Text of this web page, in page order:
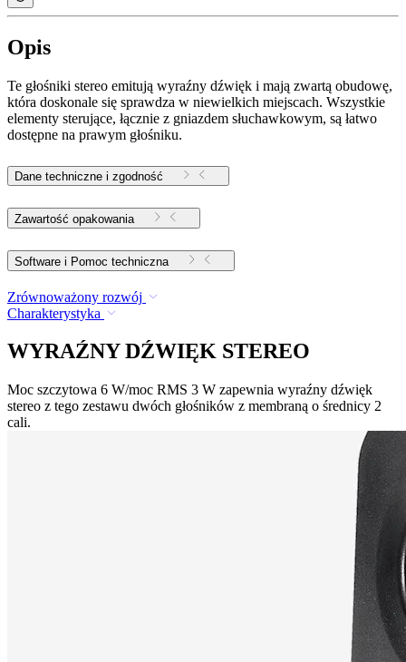
Opis
Te głośniki stereo emitują wyraźny dźwięk i mają zwartą obudowę,
która doskonale się sprawdza w niewielkich miejscach. Wszystkie
elementy sterujące, łącznie z gniazdem słuchawkowym, są łatwo
dostępne na prawym głośniku.
Dane techniczne i zgodność
Zawartość opakowania
Software i Pomoc techniczna
Zrównoważony rozwój
Charakterystyka
WYRAŹNY DŹWIĘK STEREO
Moc szczytowa 6 W/moc RMS 3 W zapewnia wyraźny dźwięk
stereo z tego zestawu dwóch głośników z membraną o średnicy 2
cali.